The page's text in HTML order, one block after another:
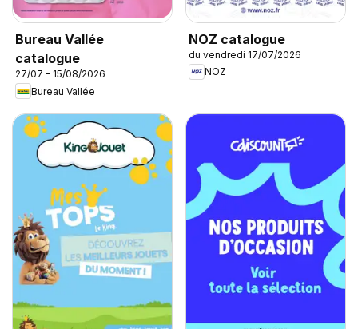
Bureau Vallée
catalogue
27/07 - 15/08/2026
Bureau Vallée
NOZ catalogue
du vendredi 17/07/2026
NOZ